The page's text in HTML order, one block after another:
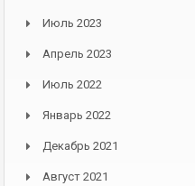
Июль 2023
Апрель 2023
Июль 2022
Январь 2022
Декабрь 2021
Август 2021